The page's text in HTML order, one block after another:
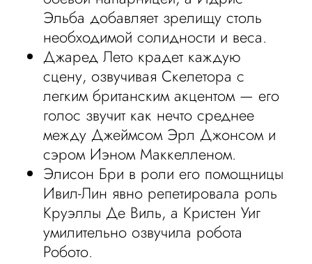
Эльба добавляет зрелищу столь
необходимой солидности и веса.
Джаред Лето крадет каждую
сцену, озвучивая Скелетора с
легким британским акцентом — его
голос звучит как нечто среднее
между Джеймсом Эрл Джонсом и
сэром Иэном Маккелленом.
Элисон Бри в роли его помощницы
Ивил-Лин явно репетировала роль
Круэллы Де Виль, а Кристен Уиг
умилительно озвучила робота
Робото.